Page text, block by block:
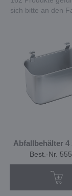
sich bitte an den
Abfallbehälter 4
Best.-Nr.